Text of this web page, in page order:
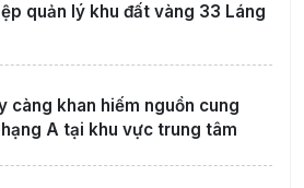
quản lý khu đất vàng 33 Láng
càng khan hiếm nguồn cung
A tại khu vực trung tâm